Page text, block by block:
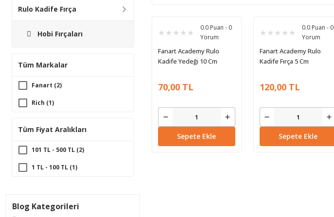
Rulo Kadife Fırça
Hobi Fırçaları
Tüm Markalar
Fanart (2)
Rich (1)
Tüm Fiyat Aralıkları
101 TL - 500 TL (2)
1 TL - 100 TL (1)
Blog Kategorileri
0.0 Puan - 0
Yorum
Fanart Academy Rulo
Kadife Yedeği 10 Cm
70,00 TL
Sepete Ekle
0.0 Puan - 0
Yorum
Fanart Academy Rulo
Kadife Fırça 5 Cm
120,00 TL
Sepete Ekle